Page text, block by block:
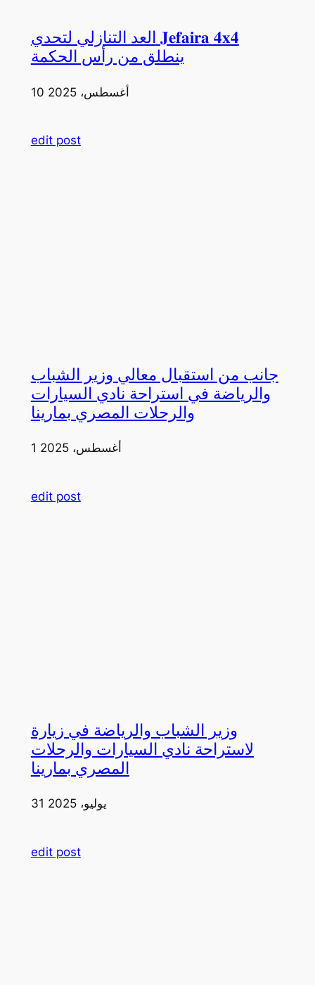
العد التنازلي لتحدي 𝐉𝐞𝐟𝐚𝐢𝐫𝐚 𝟒𝐱𝟒
ينطلق من رأس الحكمة
10 أغسطس، 2025
edit post
جانب من استقبال معالي وزير الشباب
والرياضة في استراحة نادي السيارات
والرحلات المصري بمارينا
1 أغسطس، 2025
edit post
وزير الشباب والرياضة في زيارة
لاستراحة نادي السيارات والرحلات
المصري بمارينا
31 يوليو، 2025
edit post